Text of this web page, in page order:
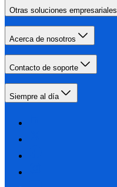
Otras soluciones empresariales
Acerca de nosotros
Contacto de soporte
Siempre al día